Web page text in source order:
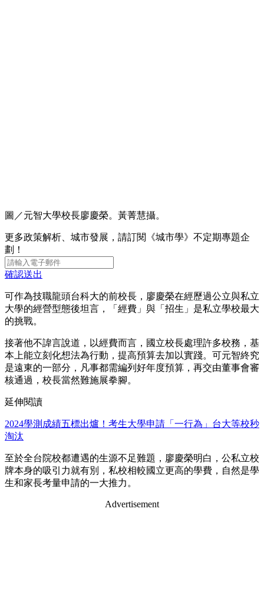
圖／元智大學校長廖慶榮。黃菁慧攝。
更多政策解析、城市發展，請訂閱《城市學》不定期專題企
劃！
確認送出
可作為技職龍頭台科大的前校長，廖慶榮在經歷過公立與私立
大學的經營型態後坦言，「經費」與「招生」是私立學校最大
的挑戰。
接著他不諱言說道，以經費而言，國立校長處理許多校務，基
本上能立刻化想法為行動，提高預算去加以實踐。可元智終究
是遠東的一部分，凡事都需編列好年度預算，再交由董事會審
核通過，校長當然難施展拳腳。
延伸閱讀
2024學測成績五標出爐！考生大學申請「一行為」台大等校秒
淘汰
至於全台院校都遭遇的生源不足難題，廖慶榮明白，公私立校
牌本身的吸引力就有別，私校相較國立更高的學費，自然是學
生和家長考量申請的一大推力。
Advertisement